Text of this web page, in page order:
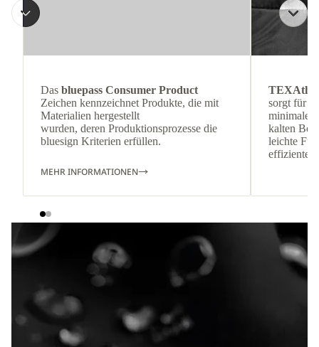
Das bluepass Consumer Product
Zeichen kennzeichnet Produkte, die mit
Materialien hergestellt
wurden, deren Produktionsprozesse die
bluesign Kriterien erfüllen.
MEHR INFORMATIONEN
sorgt für
kalten
leichte
effiziente